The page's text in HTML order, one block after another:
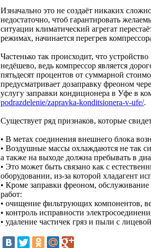
Изначально это не создаёт никаких
недостаточно, чтоб гарантировать
ситуации климатический агрегат
режимах, начинается перегрев
Частенько так происходит, что
недёшево, ведь компрессор является
пятьдесят процентов от суммарной
предусматривает дозаправку фреоном
услугу заправки кондиционера в Уфе в
podrazdelenie/zapravka-konditsionera-v-ufe/.
Существует ряд признаков, которые
• В метах соединения внешнего блока
• Воздушные массы охлаждаются не так
а также на выходе должна пребывать в
• Это может быть связано как с
оборудовании, из-за которой хладагент
• Кроме заправки фреоном,
работ:
• очищение фильтрующих компонентов,
• контроль исправности
• удаление частичек гряз и пыли с